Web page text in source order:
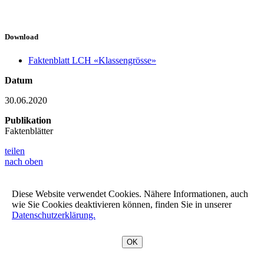
Download
Faktenblatt LCH «Klassengrösse»
Datum
30.06.2020
Publikation
Faktenblätter
teilen
nach oben
Diese Website verwendet Cookies. Nähere Informationen, auch
wie Sie Cookies deaktivieren können, finden Sie in unserer
Datenschutzerklärung.
OK